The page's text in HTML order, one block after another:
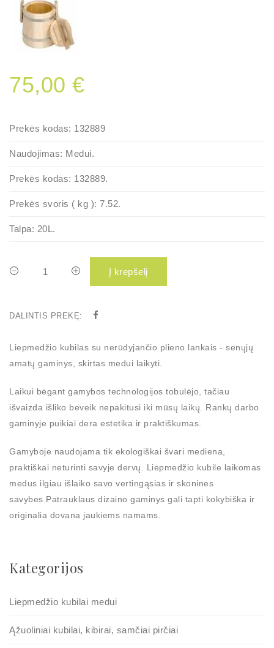
75,00 €
Prekės kodas: 132889
Naudojimas: Medui.
Prekės kodas: 132889.
Prekės svoris ( kg ): 7.52.
Talpa: 20L.
Į krepšelį
DALINTIS PREKĘ:
Liepmedžio kubilas su nerūdyjančio plieno lankais - senųjų
amatų gaminys, skirtas medui laikyti.
Laikui bėgant gamybos technologijos tobulėjo, tačiau
išvaizda išliko beveik nepakitusi iki mūsų laikų. Rankų darbo
gaminyje puikiai dera estetika ir praktiškumas.
Gamyboje naudojama tik ekologiškai švari mediena,
praktiškai neturinti savyje dervų. Liepmedžio kubile laikomas
medus ilgiau išlaiko savo vertingąsias ir skonines
savybes.Patrauklaus dizaino gaminys gali tapti kokybiška ir
originalia dovana jaukiems namams.
Kategorijos
Liepmedžio kubilai medui
Ąžuoliniai kubilai, kibirai, samčiai pirčiai